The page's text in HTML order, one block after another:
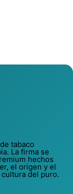
tabaco
La firma se
hechos
el origen y el
del puro.